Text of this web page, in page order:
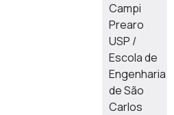
Campi
Prearo
USP /
Escola de
Engenharia
de São
Carlos